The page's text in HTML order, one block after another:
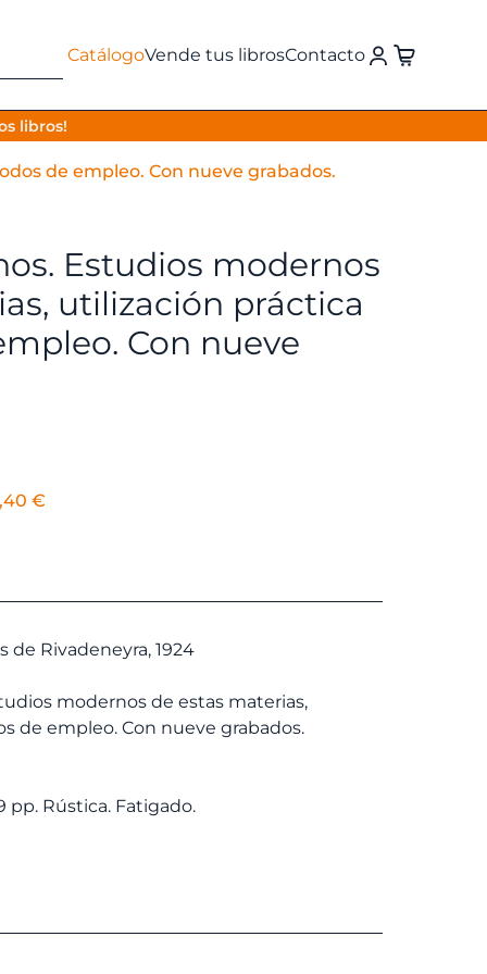
CatálogoVende tus librosContacto
libros!
de empleo. Con nueve grabados.
Estudios modernos
utilización práctica
Con nueve
€
de Rivadeneyra, 1924
modernos de estas materias,
de empleo. Con nueve grabados.